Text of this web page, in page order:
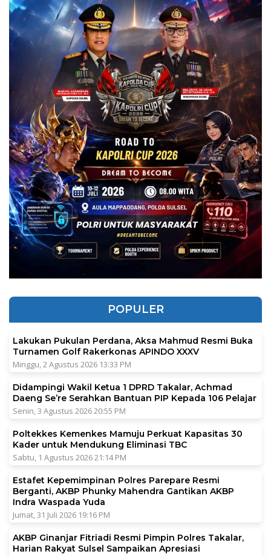
POPULER
Lakukan Pukulan Perdana, Aksa Mahmud Resmi Buka
Turnamen Golf Rakerkonas APINDO XXXV
Minggu, 2 Agustus 2026 13:33 PM
Didampingi Wakil Ketua 1 DPRD Takalar, Achmad
Daeng Se’re Serahkan Bantuan PIP Kepada 106 Pelajar
Senin, 3 Agustus 2026 20:55 PM
Poltekkes Kemenkes Mamuju Perkuat Kapasitas 30
Kader untuk Mendukung Eliminasi TBC
Sabtu, 1 Agustus 2026 21:14 PM
Estafet Kepemimpinan Polres Parepare Resmi
Berganti, AKBP Phunky Mahendra Gantikan AKBP
Indra Waspada Yuda
Jumat, 31 Juli 2026 19:16 PM
AKBP Ginanjar Fitriadi Resmi Pimpin Polres Takalar,
Harian Rakyat Sulsel Sampaikan Apresiasi